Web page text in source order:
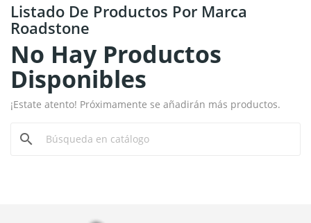
Listado De Productos Por Marca
Roadstone
No Hay Productos
Disponibles
¡Estate atento! Próximamente se añadirán más productos.
search